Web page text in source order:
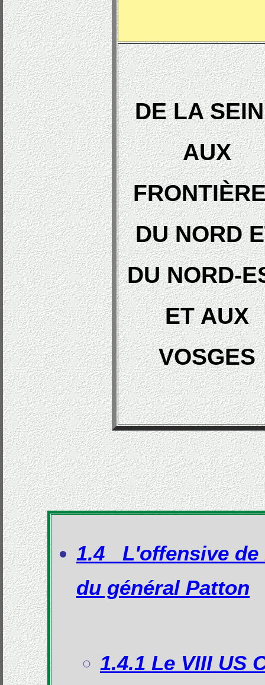
DE LA
AUX
DU NORD
DU NORD-
ET AUX
VOSGES
1.4 L'offensive de
du général Patton
1.4.1 Le VIII US